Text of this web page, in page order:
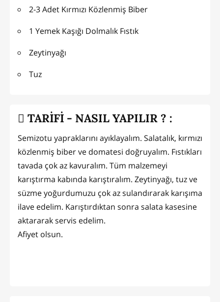
2-3 Adet Kırmızı Közlenmiş Biber
1 Yemek Kaşığı Dolmalık Fıstık
Zeytinyağı
Tuz
TARİFİ - NASIL YAPILIR ? :
Semizotu yapraklarını ayıklayalım. Salatalık, kırmızı
közlenmiş biber ve domatesi doğruyalım. Fıstıkları
tavada çok az kavuralım. Tüm malzemeyi
karıştırma kabında karıştıralım. Zeytinyağı, tuz ve
süzme yoğurdumuzu çok az sulandırarak karışıma
ilave edelim. Karıştırdıktan sonra salata kasesine
aktararak servis edelim.
Afiyet olsun.